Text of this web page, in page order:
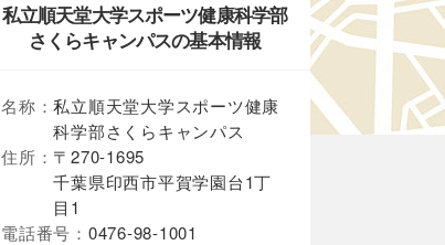
私立順天堂大学スポーツ健康科学部
さくらキャンパスの基本情報
名称：私立順天堂大学スポーツ健康
科学部さくらキャンパス
住所： 〒270-1695
千葉県印西市平賀学園台1丁
目1
電話番号： 0476-98-1001